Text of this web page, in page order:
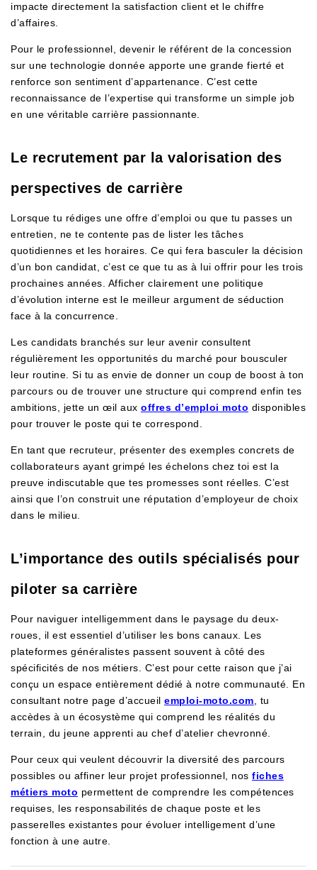
impacte directement la satisfaction client et le chiffre
d’affaires.
Pour le professionnel, devenir le référent de la concession
sur une technologie donnée apporte une grande fierté et
renforce son sentiment d’appartenance. C’est cette
reconnaissance de l’expertise qui transforme un simple job
en une véritable carrière passionnante.
Le recrutement par la valorisation des
perspectives de carrière
Lorsque tu rédiges une offre d’emploi ou que tu passes un
entretien, ne te contente pas de lister les tâches
quotidiennes et les horaires. Ce qui fera basculer la décision
d’un bon candidat, c’est ce que tu as à lui offrir pour les trois
prochaines années. Afficher clairement une politique
d’évolution interne est le meilleur argument de séduction
face à la concurrence.
Les candidats branchés sur leur avenir consultent
régulièrement les opportunités du marché pour bousculer
leur routine. Si tu as envie de donner un coup de boost à ton
parcours ou de trouver une structure qui comprend enfin tes
ambitions, jette un œil aux offres d’emploi moto disponibles
pour trouver le poste qui te correspond.
En tant que recruteur, présenter des exemples concrets de
collaborateurs ayant grimpé les échelons chez toi est la
preuve indiscutable que tes promesses sont réelles. C’est
ainsi que l’on construit une réputation d’employeur de choix
dans le milieu.
L’importance des outils spécialisés pour
piloter sa carrière
Pour naviguer intelligemment dans le paysage du deux-
roues, il est essentiel d’utiliser les bons canaux. Les
plateformes généralistes passent souvent à côté des
spécificités de nos métiers. C’est pour cette raison que j’ai
conçu un espace entièrement dédié à notre communauté. En
consultant notre page d’accueil emploi-moto.com , tu
accèdes à un écosystème qui comprend les réalités du
terrain, du jeune apprenti au chef d’atelier chevronné.
Pour ceux qui veulent découvrir la diversité des parcours
possibles ou affiner leur projet professionnel, nos fiches
métiers moto permettent de comprendre les compétences
requises, les responsabilités de chaque poste et les
passerelles existantes pour évoluer intelligement d’une
fonction à une autre.